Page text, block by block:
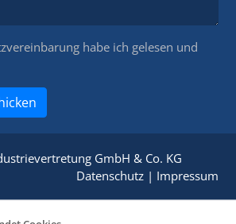
habe ich gelesen und
GmbH & Co. KG
Datenschutz| Impressum